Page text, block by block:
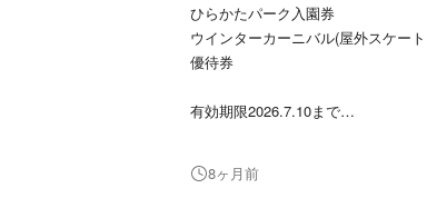
ひらかたパーク入園券
ウインターカーニバル(屋外スケー
優待券
有効期限2026.7.10まで
#枚方パーク
8ヶ月前